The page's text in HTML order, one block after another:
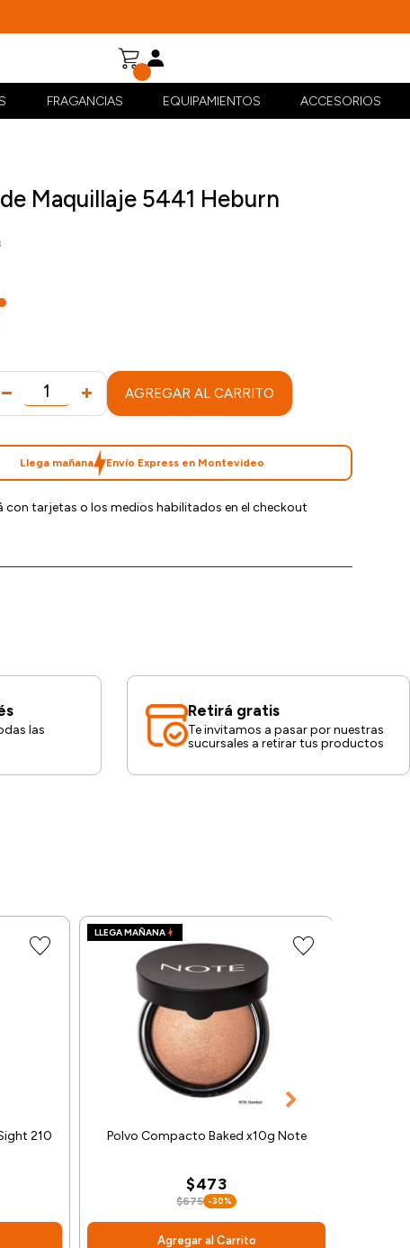
FRAGANCIAS EQUIPAMIENTOS ACCESORIOS
Maquillaje 5441 Heburn
AGREGAR AL CARRITO
Llega mañana Envío Express en Montevideo
con tarjetas o los medios habilitados en el checkout
las
Retirá gratis
Te invitamos a pasar por nuestras
sucursales a retirar tus productos
210
LLEGA MAÑANA
Polvo Compacto Baked x10g Note
$473
$675 -30%
Agregar al Carrito